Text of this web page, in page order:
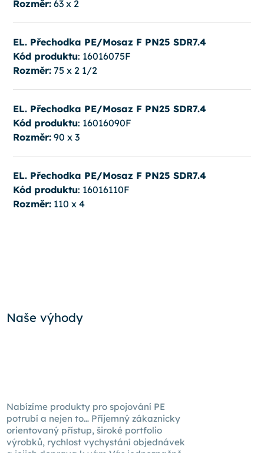
Rozměr:63 x 2
EL. Přechodka PE/Mosaz F PN25 SDR7.4
Kód produktu: 16016075F
Rozměr:75 x 2 1/2
EL. Přechodka PE/Mosaz F PN25 SDR7.4
Kód produktu: 16016090F
Rozměr:90 x 3
EL. Přechodka PE/Mosaz F PN25 SDR7.4
Kód produktu: 16016110F
Rozměr:110 x 4
Naše výhody
Nabízíme produkty pro spojování PE
potrubí a nejen to… Příjemný zákaznicky
orientovaný přístup, široké portfolio
výrobků, rychlost vychystání objednávek